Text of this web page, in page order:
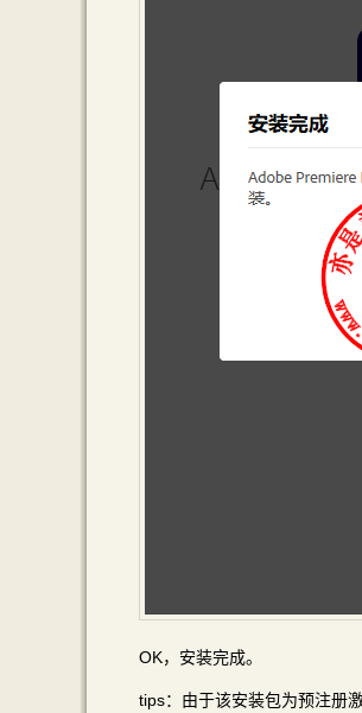
OK，安装完成。
tips：由于该安装包为预注册